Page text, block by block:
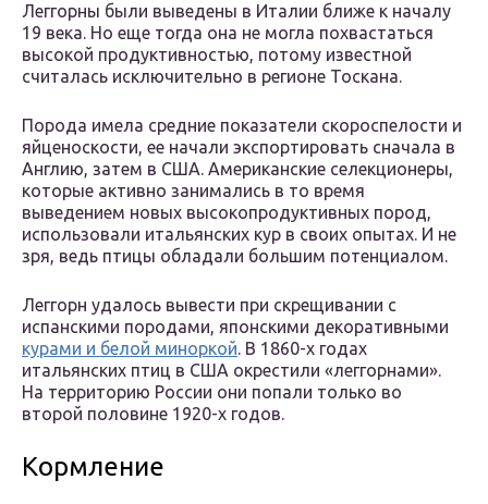
Леггорны были выведены в Италии ближе к началу
19 века. Но еще тогда она не могла похвастаться
высокой продуктивностью, потому известной
считалась исключительно в регионе Тоскана.
Порода имела средние показатели скороспелости и
яйценоскости, ее начали экспортировать сначала в
Англию, затем в США. Американские селекционеры,
которые активно занимались в то время
выведением новых высокопродуктивных пород,
использовали итальянских кур в своих опытах. И не
зря, ведь птицы обладали большим потенциалом.
Леггорн удалось вывести при скрещивании с
испанскими породами, японскими декоративными
курами и белой миноркой. В 1860-х годах
итальянских птиц в США окрестили «леггорнами».
На территорию России они попали только во
второй половине 1920-х годов.
Кормление